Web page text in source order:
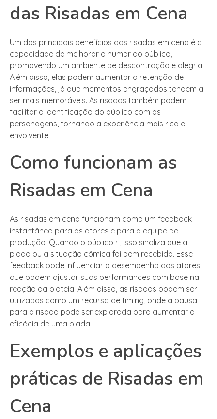
das Risadas em Cena
Um dos principais benefícios das risadas em cena é a
capacidade de melhorar o humor do público,
promovendo um ambiente de descontração e alegria.
Além disso, elas podem aumentar a retenção de
informações, já que momentos engraçados tendem a
ser mais memoráveis. As risadas também podem
facilitar a identificação do público com os
personagens, tornando a experiência mais rica e
envolvente.
Como funcionam as
Risadas em Cena
As risadas em cena funcionam como um feedback
instantâneo para os atores e para a equipe de
produção. Quando o público ri, isso sinaliza que a
piada ou a situação cômica foi bem recebida. Esse
feedback pode influenciar o desempenho dos atores,
que podem ajustar suas performances com base na
reação da plateia. Além disso, as risadas podem ser
utilizadas como um recurso de timing, onde a pausa
para a risada pode ser explorada para aumentar a
eficácia de uma piada.
Exemplos e aplicações
práticas de Risadas em
Cena